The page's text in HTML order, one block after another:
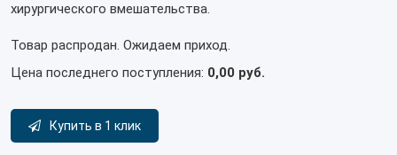
хирургического вмешательства.
Товар распродан. Ожидаем приход.
Цена последнего поступления: 0,00 руб.
Купить в 1 клик